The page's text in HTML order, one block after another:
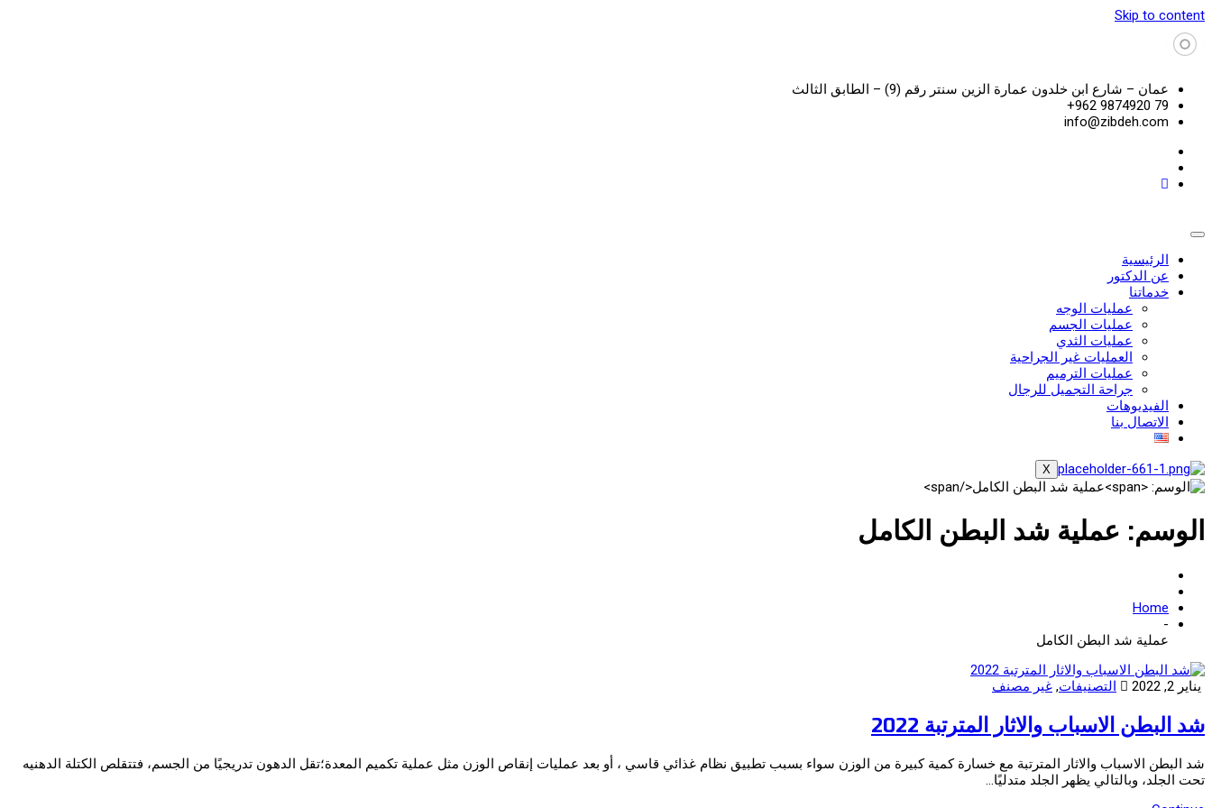
Skip to content
عمان – شارع ابن خلدون عمارة الزين سنتر رقم (9) – الطابق الثالث
79 9874920 962+
info@zibdeh.com
الرئيسية
عن الدكتور
خدماتنا
عمليات الوجه
عمليات الجسم
عمليات الثدي
العمليات غير الجراحية
عمليات الترميم
جراحة التجميل للرجال
الفيديوهات
الاتصال بنا
X
الوسم: عملية شد البطن الكامل
Home
-
عملية شد البطن الكامل
يناير 2, 2022 التصنيفات, غير مصنف
شد البطن الاسباب والاثار المترتبة 2022
شد البطن الاسباب والاثار المترتبة مع خسارة كمية كبيرة من الوزن سواء بسبب تطبيق نظام غذائي قاسي ، أو بعد عمليات إنقاص الوزن مثل عملية تكميم المعدة؛تقل الدهون تدريجيًا من الجسم، فتتقلص الكتلة الدهنيه
تحت الجلد، وبالتالي يظهر الجلد متدليًا…